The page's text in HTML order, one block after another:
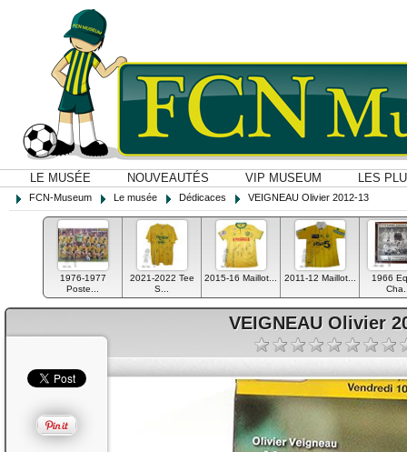
LE MUSÉE NOUVEAUTÉS VIP MUSEUM LES
FCN-Museum Le musée Dédicaces VEIGNEAU Olivier 2012-13
1976-1977
Poste...
2021-2022 Tee
S...
2015-16 Maillot... 2011-12 Maillot...
1966
VEIGNEAU Olivier